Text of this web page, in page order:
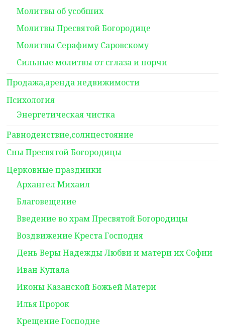
Молитвы об усобших
Молитвы Пресвятой Богородице
Молитвы Серафиму Саровскому
Сильные молитвы от сглаза и порчи
Продажа,аренда недвижимости
Психология
Энергетическая чистка
Равноденствие,солнцестояние
Сны Пресвятой Богородицы
Церковные праздники
Архангел Михаил
Благовещение
Введение во храм Пресвятой Богородицы
Воздвижение Креста Господня
День Веры Надежды Любви и матери их Софии
Иван Купала
Иконы Казанской Божьей Матери
Илья Пророк
Крещение Господне